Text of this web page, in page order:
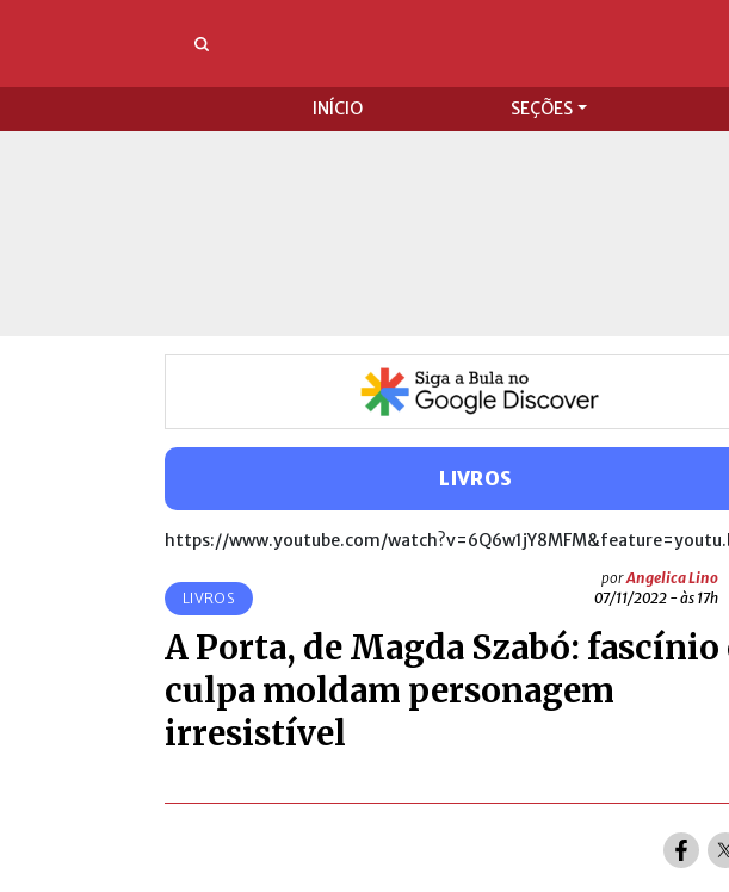
INÍCIO SEÇÕES
LIVROS
https://www.youtube.com/
LIVROS
porAngelica Lino
07/11/2022 - às 17h
A Porta, de Magda Szabó: fascínio
culpa moldam personagem
irresistível